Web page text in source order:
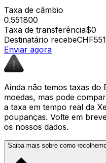
Taxa de câmbio
0.551800
Taxa de transferência$0
Destinatário recebe
Enviar agora
Ainda não temos taxas do
moedas, mas pode
a taxa em tempo real da
poupanças. Volte em
os nossos dados.
Saiba mais sobre como